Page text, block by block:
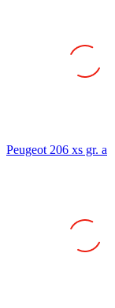
Peugeot 206 xs gr. a